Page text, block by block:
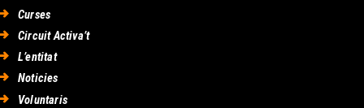
Curses
Circuit Activa’t
L’entitat
Noticies
Voluntaris